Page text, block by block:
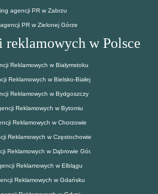
agencji PR w Zabrzu
PR w Zielonej Górze
reklamowych w Polsce
Reklamowych w Białymstoku
Reklamowych w Bielsko-Białej
Reklamowych w Bydgoszczy
Reklamowych w Bytomiu
Reklamowych w Chorzowie
Reklamowych w Częstochowie
Reklamowych w Dąbrowie Gór.
Reklamowych w Elblągu
Reklamowych w Gdańsku